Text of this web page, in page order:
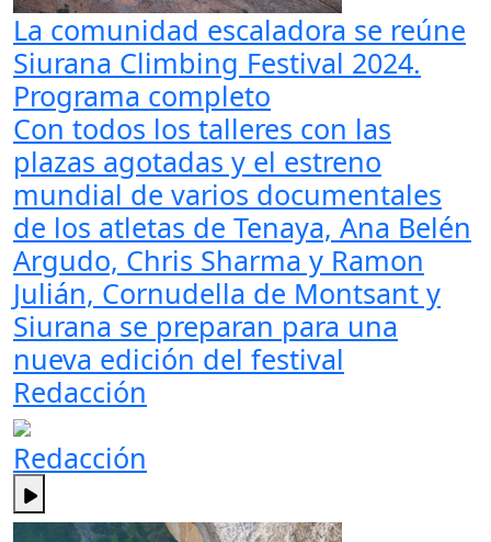
La comunidad escaladora se reúne
Siurana Climbing Festival 2024.
Programa completo
Con todos los talleres con las
plazas agotadas y el estreno
mundial de varios documentales
de los atletas de Tenaya, Ana Belén
Argudo, Chris Sharma y Ramon
Julián, Cornudella de Montsant y
Siurana se preparan para una
nueva edición del festival
Redacción
Redacción